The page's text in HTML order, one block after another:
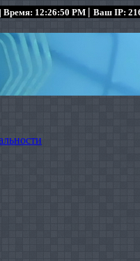
Время: 12:26:50 PM | Ваш IP: